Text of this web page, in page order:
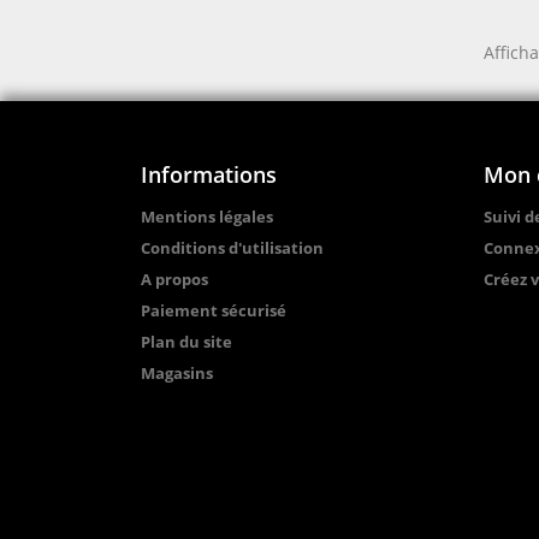
Informations
Mentions légales
Conditions d'utilisation
A propos
Paiement sécurisé
Plan du site
Magasins
Mon
Suivi
Créez